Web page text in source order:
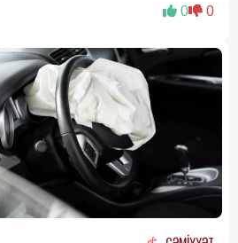
0 0